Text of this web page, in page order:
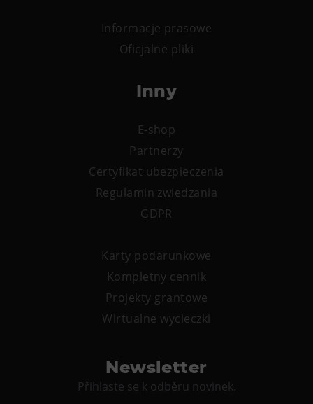
Informacje prasowe
Oficjalne pliki
Inny
E-shop
Partnerzy
Certyfikat ubezpieczenia
Regulamin zwiedzania
GDPR
Karty podarunkowe
Kompletny cennik
Projekty grantowe
Wirtualne wycieczki
Newsletter
Přihlaste se k odběru novinek.